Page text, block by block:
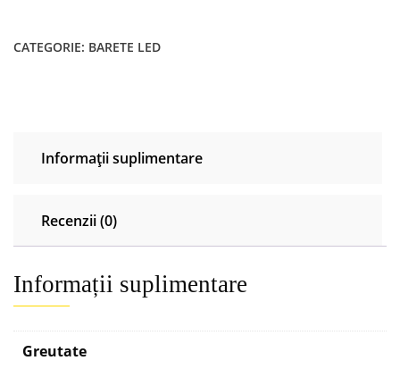
75UN70706LD
CATEGORIE: BARETE LED
Informații suplimentare
Recenzii (0)
Informații suplimentare
Greutate